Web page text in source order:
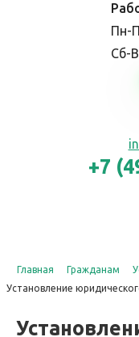
Пн-
Сб-
+7
Главная Гражданам
Установление